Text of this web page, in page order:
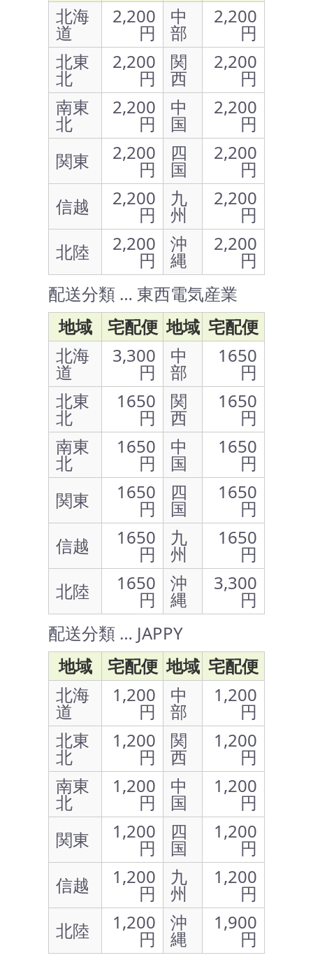
北海
道
2,200
円
中
部
2,200
円
北東
北
2,200
円
関
西
2,200
円
南東
北
2,200
円
中
国
2,200
円
関東
2,200
円
四
国
2,200
円
信越
2,200
円
九
州
2,200
円
北陸
2,200
円
沖
縄
2,200
円
配送分類 … 東西電気産業
地域
宅配便 地域 宅配便
北海
道
3,300
円
中
部
1650
円
北東
北
1650
円
関
西
1650
円
南東
北
1650
円
中
国
1650
円
関東
1650
円
四
国
1650
円
信越
1650
円
九
州
1650
円
北陸
1650
円
沖
縄
3,300
円
配送分類 … JAPPY
地域
宅配便 地域 宅配便
北海
道
1,200
円
中
部
1,200
円
北東
北
1,200
円
関
西
1,200
円
南東
北
1,200
円
中
国
1,200
円
関東
1,200
円
四
国
1,200
円
信越
1,200
円
九
州
1,200
円
北陸
1,200
円
沖
縄
1,900
円